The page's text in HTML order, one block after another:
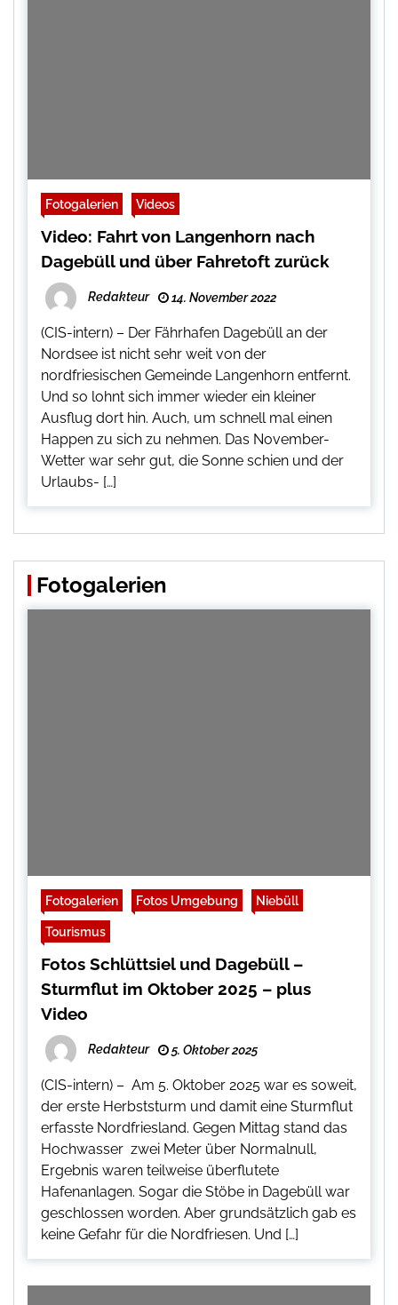
Fotogalerien Videos
Video: Fahrt von Langenhorn nach
Dagebüll und über Fahretoft zurück
Redakteur 14. November 2022
(CIS-intern) – Der Fährhafen Dagebüll an der
Nordsee ist nicht sehr weit von der
nordfriesischen Gemeinde Langenhorn entfernt.
Und so lohnt sich immer wieder ein kleiner
Ausflug dort hin. Auch, um schnell mal einen
Happen zu sich zu nehmen. Das November-
Wetter war sehr gut, die Sonne schien und der
Urlaubs- […]
Fotogalerien
Fotogalerien Fotos Umgebung Niebüll
Tourismus
Fotos Schlüttsiel und Dagebüll –
Sturmflut im Oktober 2025 – plus
Video
Redakteur 5. Oktober 2025
(CIS-intern) – Am 5. Oktober 2025 war es soweit,
der erste Herbststurm und damit eine Sturmflut
erfasste Nordfriesland. Gegen Mittag stand das
Hochwasser zwei Meter über Normalnull,
Ergebnis waren teilweise überflutete
Hafenanlagen. Sogar die Stöbe in Dagebüll war
geschlossen worden. Aber grundsätzlich gab es
keine Gefahr für die Nordfriesen. Und […]